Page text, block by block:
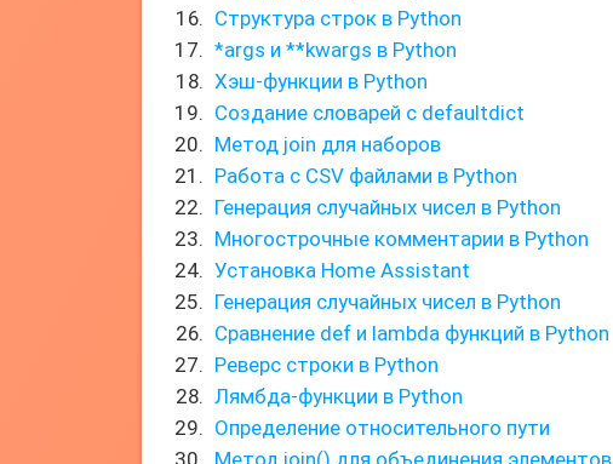
Структура строк в Python
*args и **kwargs в Python
Хэш-функции в Python
Создание словарей с defaultdict
Метод join для наборов
Работа с CSV файлами в Python
Генерация случайных чисел в Python
Многострочные комментарии в Python
Установка Home Assistant
Генерация случайных чисел в Python
Сравнение def и lambda функций в Python
Реверс строки в Python
Лямбда-функции в Python
Определение относительного пути
Метод join() для объединения элементов